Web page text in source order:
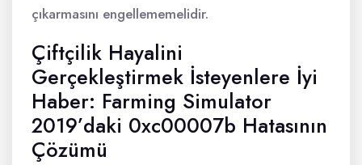
çıkarmasını engellememelidir.
Çiftçilik Hayalini
Gerçekleştirmek İsteyenlere İyi
Haber: Farming Simulator
2019’daki 0xc00007b Hatasının
Çözümü